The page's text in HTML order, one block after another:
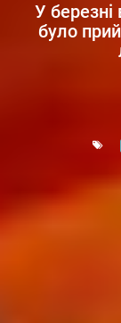
У березні
було